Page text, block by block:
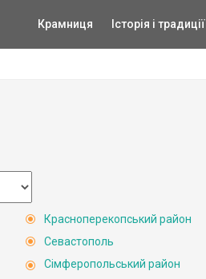
Крамниця Історія і традиції
Красноперекопський район
Севастополь
Сімферопольський район